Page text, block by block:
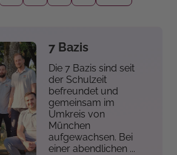
7 Bazis
Die 7 Bazis sind seit
der Schulzeit
befreundet und
gemeinsam im
Umkreis von
München
aufgewachsen. Bei
einer abendlichen ...